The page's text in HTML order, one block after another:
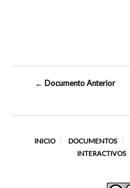
← Documento Anterior
INICIO DOCUMENTOS
INTERACTIVOS